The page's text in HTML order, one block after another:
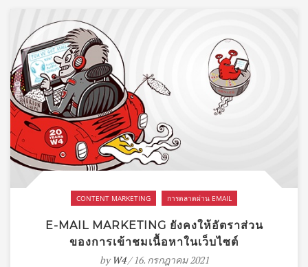
CONTENT MARKETING การตลาดผ่าน EMAIL
E-MAIL MARKETING ยังคงให้อัตราส่วน
ของการเข้าชมเนื้อหาในเว็บไซต์
byW4/ 16. กรกฎาคม 2021